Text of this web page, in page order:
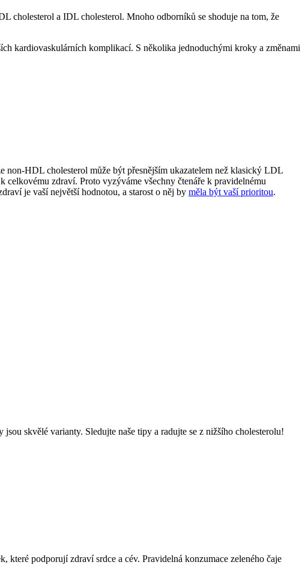
cholesterol ⁢a IDL cholesterol. ‌Mnoho odborníků se shoduje na tom, že
kardiovaskulárních komplikací. S několika jednoduchými kroky ⁣a ⁢změnami
HDL cholesterol může být přesnějším‍ ukazatelem než klasický ​LDL
celkovému zdraví. Proto vyzýváme všechny čtenáře k ‍pravidelnému
je ​vaší největší hodnotou, a starost o něj by měla být vaší prioritou.
skvělé varianty. Sledujte naše tipy a radujte se z nižšího cholesterolu!
podporují zdraví srdce a cév. Pravidelná konzumace zeleného čaje